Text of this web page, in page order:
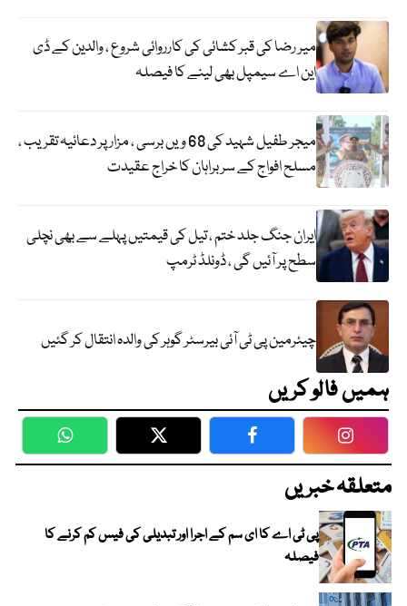
میر رضا کی قبر کشائی کی کارروائی شروع ، والدین کے ڈی
این اے سیمپل بھی لینے کا فیصلہ
میجر طفیل شہید کی 68 ویں برسی ، مزار پر دعائیہ تقریب ،
مسلح افواج کے سربراہان کا خراج عقیدت
ایران جنگ جلد ختم ، تیل کی قیمتیں پہلے سے بھی نچلی
سطح پر آئیں گی ، ڈونلڈ ٹرمپ
چیئرمین پی ٹی آئی بیرسٹر گوہر کی والدہ انتقال کر گئیں
ہمیں فالو کریں
WhatsApp Twitter Facebook
متعلقہ خبریں
پی ٹی اے کا ای سم کے اجرا اور تبدیلی کی فیس کم کرنے کا
فیصلہ